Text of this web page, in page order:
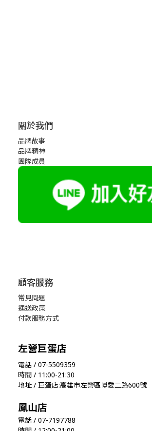
關於我們
品牌故事
品牌精神
團隊成員
顧客服務
常見問題
運送政策
付款服務方式
左營巨蛋店
電話 / 07-5509359
時間 / 11:00-21:30
地址 / 巨蛋店:高雄市左營區博愛二路600號
鳳山店
電話 / 07-7197788